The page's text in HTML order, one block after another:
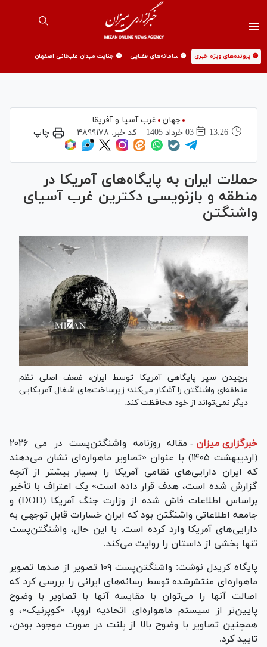
🟡 پرونده‌های ویژه خبری 🟡 سامانه‌های قضایی 🟡 جنایت میدان علیخانی اصفهان
جهان
غرب آسیا و آفریقا
13:26
03 خرداد 1405 کد خبر: ۴۸۹۹۱۷۸ چاپ
حملات ایران به پایگاه‌های آمریکا در
منطقه و بازنویسی دکترین غرب آسیای
واشنگتن
برچیدن سپر پایگاهی آمریکا توسط ایران، ضعف اصلی نظم
منطقه‌ای واشنگتن را آشکار می‌کند؛ زیرساخت‌های اشغال آمریکایی
دیگر نمی‌تواند از خود محافظت کند.
خبرگزاری میزان -
مقاله روزنامه واشنگتن‌پست در می ۲۰۲۶
(اردیبهشت ۱۴۰۵) با عنوان «تصاویر ماهواره‌ای نشان می‌دهند
که ایران دارایی‌های نظامی آمریکا را بسیار بیشتر از آنچه
گزارش شده است، هدف قرار داده است» یک اعتراف با تأخیر
براساس اطلاعات فاش شده از وزارت جنگ آمریکا (DOD) و
جامعه اطلاعاتی واشنگتن بود که ایران خسارات قابل توجهی به
دارایی‌های آمریکا وارد کرده است. با این حال، واشنگتن‌پست
تنها بخشی از داستان را روایت می‌کند.
پایگاه کریدل نوشت: واشنگتن‌پست ۱۰۹ تصویر از صد‌ها تصویر
ماهواره‌ای منتشرشده توسط رسانه‌های ایرانی را بررسی کرد که
اصالت آنها را می‌توان با مقایسه آنها با تصاویر با وضوح
پایین‌تر از سیستم ماهواره‌ای اتحادیه اروپا، «کوپرنیک»، و
همچنین تصاویر با وضوح بالا از پلنت در صورت موجود بودن،
تایید کرد.